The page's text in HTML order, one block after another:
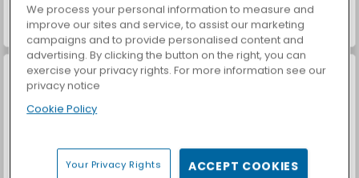
Hidden Object: Street of Secrets VegaMix Da Vinci Puzzles
Royal Story Let's Fish!
We process your personal information to measure and
improve our sites and service, to assist our marketing
campaigns and to provide personalised content and
advertising. By clicking the button on the right, you can
exercise your privacy rights. For more information see our
privacy notice
Cookie Policy
Your Privacy Rights ACCEPT COOKIES